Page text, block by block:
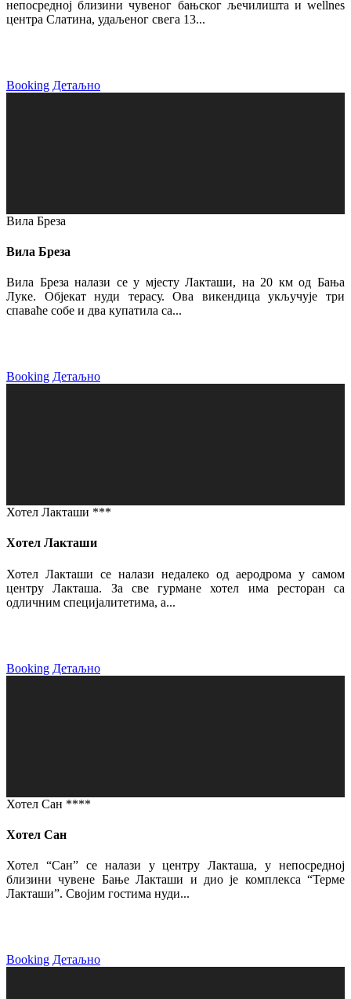
непосредној близини чувеног бањског љечилишта и wellnes
центра Слатина, удаљеног свега 13...
Booking Детаљно
Вила Бреза
Вила Бреза
Вила Бреза налази се у мјесту Лакташи, на 20 км од Бања
Луке. Објекат нуди терасу. Ова викендица укључује три
спаваће собе и два купатила са...
Booking Детаљно
Хотел Лакташи ***
Хотел Лакташи
Хотел Лакташи се налази недалеко од аеродрома у самом
центру Лакташа. За све гурмане хотел има ресторан са
одличним специјалитетима, а...
Booking Детаљно
Хотел Сан ****
Хотел Сан
Хотел “Сан” се налази у центру Лакташа, у непосредној
близини чувене Бање Лакташи и дио је комплекса “Терме
Лакташи”. Својим гостима нуди...
Booking Детаљно